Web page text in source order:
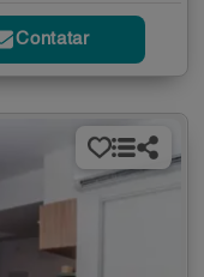
Contatar